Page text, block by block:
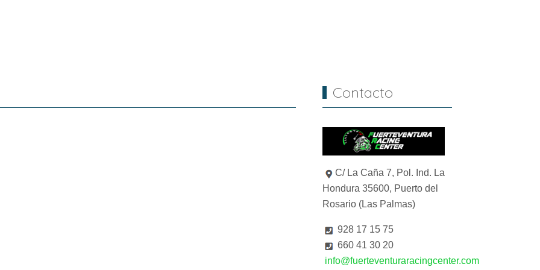
Contacto
C/ La Caña 7, Pol. Ind. La
Hondura 35600, Puerto del
Rosario (Las Palmas)
928 17 15 75
660 41 30 20
info@fuerteventuraracingcenter.com